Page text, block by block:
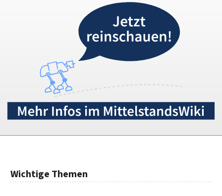
Wichtige Themen